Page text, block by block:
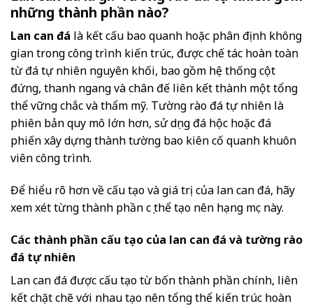
những thành phần nào?
Lan can đá là kết cấu bao quanh hoặc phân định không
gian trong công trình kiến trúc, được chế tác hoàn toàn
từ đá tự nhiên nguyên khối, bao gồm hệ thống cột
đứng, thanh ngang và chân đế liên kết thành một tổng
thể vững chắc và thẩm mỹ. Tường rào đá tự nhiên là
phiên bản quy mô lớn hơn, sử dụng đá hộc hoặc đá
phiến xây dựng thành tường bao kiên cố quanh khuôn
viên công trình.
Để hiểu rõ hơn về cấu tạo và giá trị của lan can đá, hãy
xem xét từng thành phần cụ thể tạo nên hạng mục này.
Các thành phần cấu tạo của lan can đá và tường rào
đá tự nhiên
Lan can đá được cấu tạo từ bốn thành phần chính, liên
kết chặt chẽ với nhau tạo nên tổng thể kiến trúc hoàn